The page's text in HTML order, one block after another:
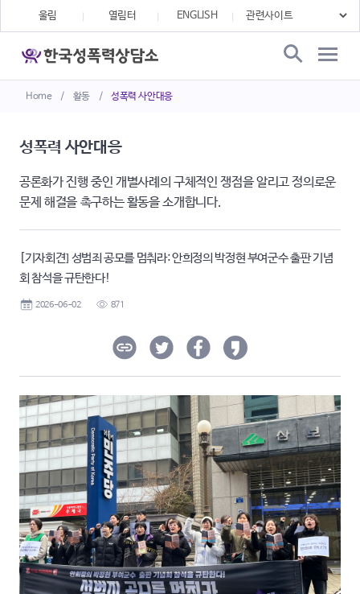
Home / 활동 / 성폭력 사안대응
울림 열림터 ENGLISH
성폭력 사안대응
공론화가 진행 중인 개별사례의 구체적인 쟁점을 알리고 정의로운
문제 해결을 촉구하는 활동을 소개합니다.
[기자회견] 성범죄 공모를 멈춰라: 안희정의 박정현 부여군수 출판 기념
회 참석을 규탄한다!
2026-06-02 871